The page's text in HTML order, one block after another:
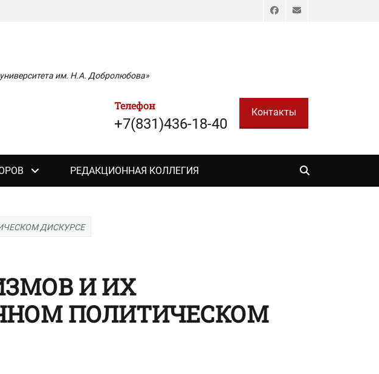
Facebook
Email
им. Н.А. Добролюбова»
Телефон
+7(831)436-18-40
Контакты
РЕДАКЦИОННАЯ КОЛЛЕГИЯ
ДИСКУРСЕ
И ИХ
ПОЛИТИЧЕСКОМ